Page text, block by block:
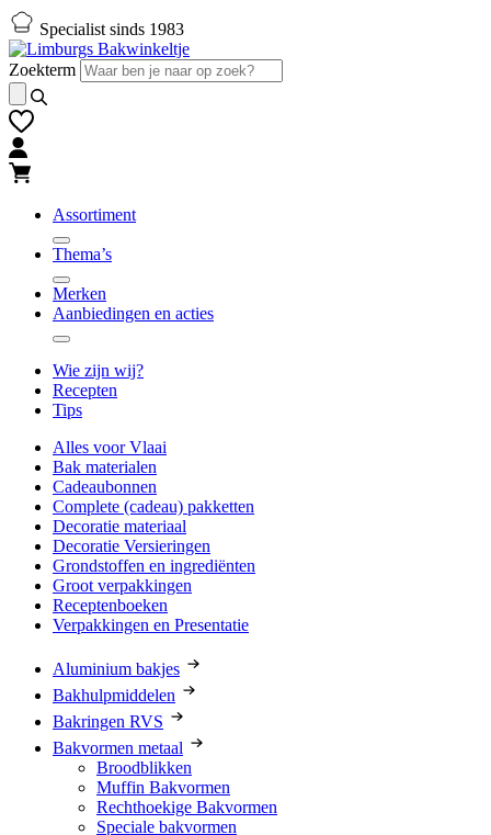
Naar
hoofd-
inhoud
gaan
Naar
footer
gaan
Specialist sinds 1983
Zoekterm
Assortiment
Thema’s
Merken
Aanbiedingen en acties
Wie zijn wij?
Recepten
Tips
Alles voor Vlaai
Bak materialen
Cadeaubonnen
Complete (cadeau) pakketten
Decoratie materiaal
Decoratie Versieringen
Grondstoffen en ingrediënten
Groot verpakkingen
Receptenboeken
Verpakkingen en Presentatie
Aluminium bakjes
Bakhulpmiddelen
Bakringen RVS
Bakvormen metaal
Broodblikken
Muffin Bakvormen
Rechthoekige Bakvormen
Speciale bakvormen